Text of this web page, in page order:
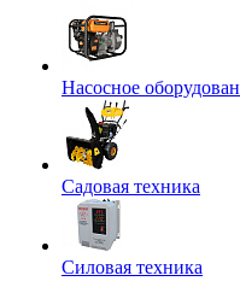
Насосное
Садовая техника
Силовая техника